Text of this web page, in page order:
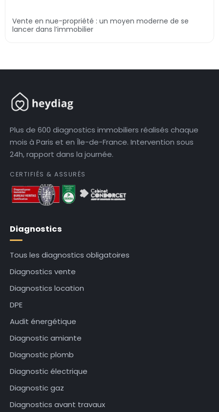
Vente en nue-propriété : un moyen moderne de se
lancer dans l’immobilier
Plus de 600 diagnostics immobiliers réalisés chaque
mois à Paris et en Île-de-France. Intervention sous
24h, rapport dans la journée.
CERTIFIÉS & ASSURÉS
Diagnostics
Tous les diagnostics obligatoires
Diagnostics vente
Diagnostics location
DPE
Audit énergétique
Diagnostic amiante
Diagnostic plomb
Diagnostic électrique
Diagnostic gaz
Diagnostics avant travaux